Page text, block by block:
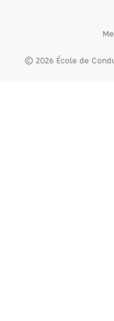
© 2026 École de